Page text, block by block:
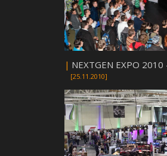
| NEXTGEN EXPO 2010
[25.11.2010]